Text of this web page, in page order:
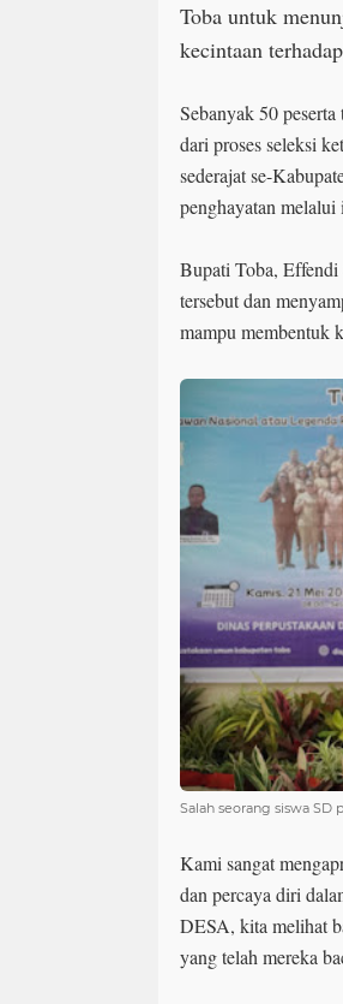
Toba untuk
kecintaan
Sebanyak 50
dari proses seleksi
sederajat se-
penghayatan
Bupati Toba, Effendi
tersebut dan
mampu membentuk
Salah seorang siswa SD
Kami sangat
dan percaya diri
DESA, kita melihat
yang telah mereka